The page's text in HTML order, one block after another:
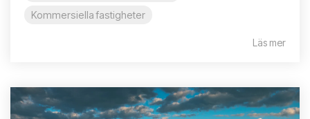
Kommersiella fastigheter
Läs mer